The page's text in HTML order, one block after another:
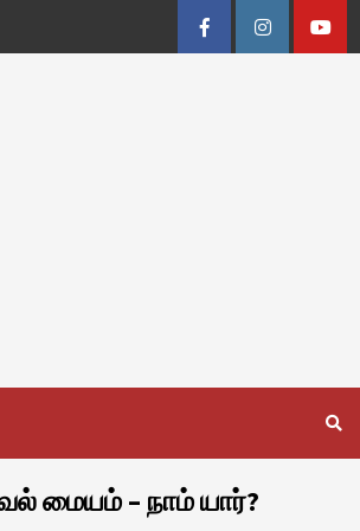
FacebookInstagram
மையம் – நாம் யார்?